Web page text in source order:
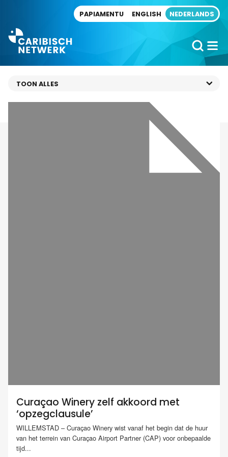
PAPIAMENTU ENGLISH NEDERLANDS
Curaçao Winery zelf akkoord met
‘opzegclausule’
WILLEMSTAD – Curaçao Winery wist vanaf het begin dat de huur
van het terrein van Curaçao Airport Partner (CAP) voor onbepaalde
tijd...